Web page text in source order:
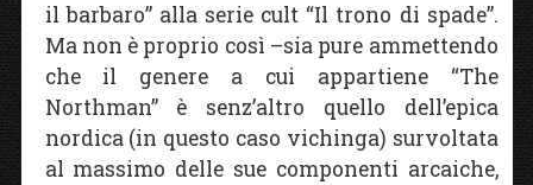
il barbaro” alla serie cult “Il trono di spade”.
Ma non è proprio così –sia pure ammettendo
che il genere a cui appartiene “The
Northman” è senz’altro quello dell’epica
nordica (in questo caso vichinga) survoltata
al massimo delle sue componenti arcaiche,